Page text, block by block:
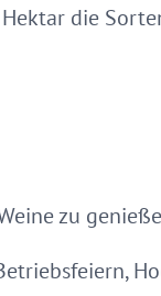
die
zu